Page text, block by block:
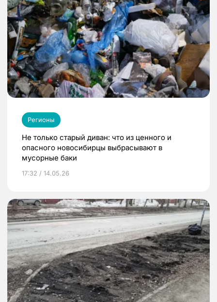
Регионы
Не только старый диван: что из ценного и
опасного новосибирцы выбрасывают в
мусорные баки
17:32 / 14.05.26